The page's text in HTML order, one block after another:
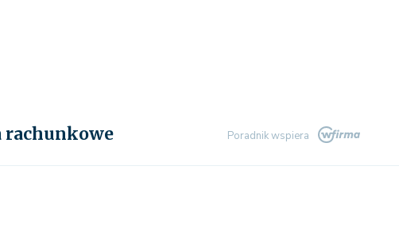
rachunkowe Poradnik wspiera